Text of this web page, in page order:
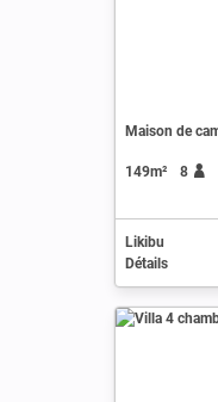
149m² 8
Likibu
Détails